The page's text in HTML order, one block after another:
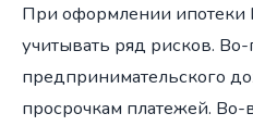
При оформлении
учитывать ряд рисков.
предпринимательского
просрочкам платежей. Во-